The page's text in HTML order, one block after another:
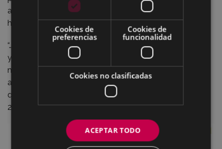
acogieron con sumo interés, porque es una manera de
hacer llegar al público en general dicho fondo oral.
“…eta kitto!" se basará en el proyecto Eibartarren Ahotan
y seleccionará, recopilará y transcribirá los fragmentos
más interesantes narrados en las entrevistas,
acompañándolos con ilustraciones temáticas. Se prevé
que la nueva sección vea la luz el primer trimestre del
2020.
Cookies de
preferencias
Cookies de
funcionalidad
Cookies no clasificadas
ACEPTAR TODO